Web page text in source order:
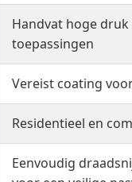
Handvat hoge
toepassingen
Vereist coating
Residentieel en
Eenvoudig